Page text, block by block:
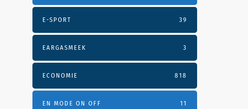
E-SPORT 39
EARGASMEEK 3
ECONOMIE 818
EN MODE ON OFF 11